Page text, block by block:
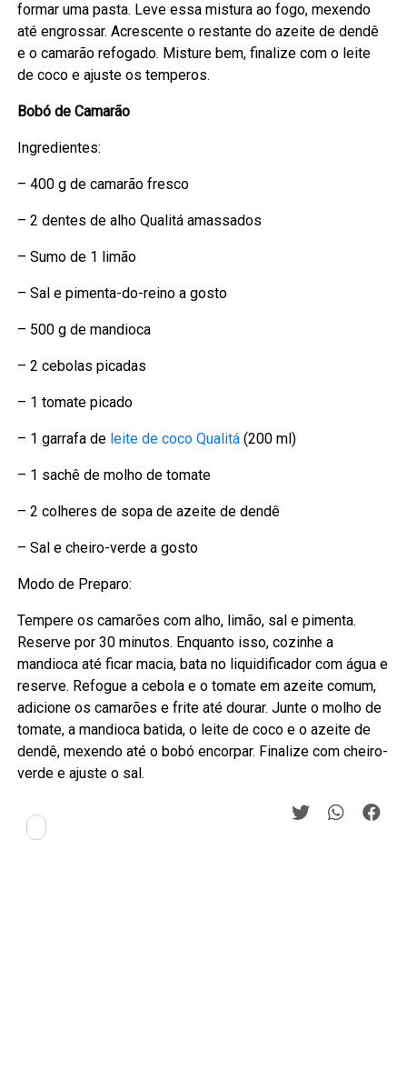
formar uma pasta. Leve essa mistura ao fogo, mexendo
até engrossar. Acrescente o restante do azeite de dendê
e o camarão refogado. Misture bem, finalize com o leite
de coco e ajuste os temperos.
Bobó de Camarão
Ingredientes:
– 400 g de camarão fresco
– 2 dentes de alho Qualitá amassados
– Sumo de 1 limão
– Sal e pimenta-do-reino a gosto
– 500 g de mandioca
– 2 cebolas picadas
– 1 tomate picado
– 1 garrafa de leite de coco Qualitá (200 ml)
– 1 sachê de molho de tomate
– 2 colheres de sopa de azeite de dendê
– Sal e cheiro-verde a gosto
Modo de Preparo:
Tempere os camarões com alho, limão, sal e pimenta.
Reserve por 30 minutos. Enquanto isso, cozinhe a
mandioca até ficar macia, bata no liquidificador com água e
reserve. Refogue a cebola e o tomate em azeite comum,
adicione os camarões e frite até dourar. Junte o molho de
tomate, a mandioca batida, o leite de coco e o azeite de
dendê, mexendo até o bobó encorpar. Finalize com cheiro-
verde e ajuste o sal.